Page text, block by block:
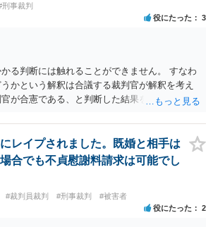
刑事裁判
役にたった 3
る判断には触れることができません。 すなわ
かという解釈は合議する裁判官が解釈を考え
が合憲である、と判断した結果を前提として
られます。 裁判員の参加する刑事裁判に関す
定する場合において、次に掲げる裁判所の判断
による。 一 法令の解釈に係る判断
レイプされました。既婚と相手は
合でも不貞慰謝料請求は可能でし
#裁判員裁判 #刑事裁判 #被害者
役にたった 2